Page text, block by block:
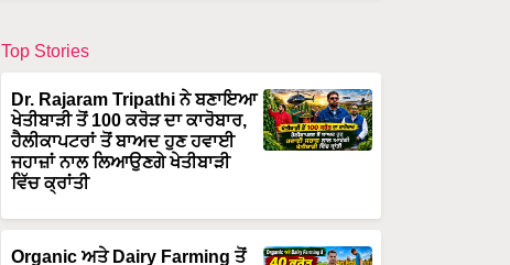
Top Stories
Dr. Rajaram Tripathi ਨੇ ਬਣਾਇਆ
ਖੇਤੀਬਾੜੀ ਤੋਂ 100 ਕਰੋੜ ਦਾ ਕਾਰੋਬਾਰ,
ਹੈਲੀਕਾਪਟਰਾਂ ਤੋਂ ਬਾਅਦ ਹੁਣ ਹਵਾਈ
ਜਹਾਜ਼ਾਂ ਨਾਲ ਲਿਆਉਣਗੇ ਖੇਤੀਬਾੜੀ
ਵਿੱਚ ਕ੍ਰਾਂਤੀ
Organic ਅਤੇ Dairy Farming ਤੋਂ